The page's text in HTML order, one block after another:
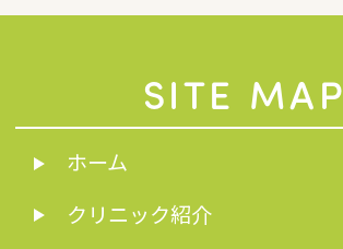
SITE MAP
ホーム
クリニック紹介